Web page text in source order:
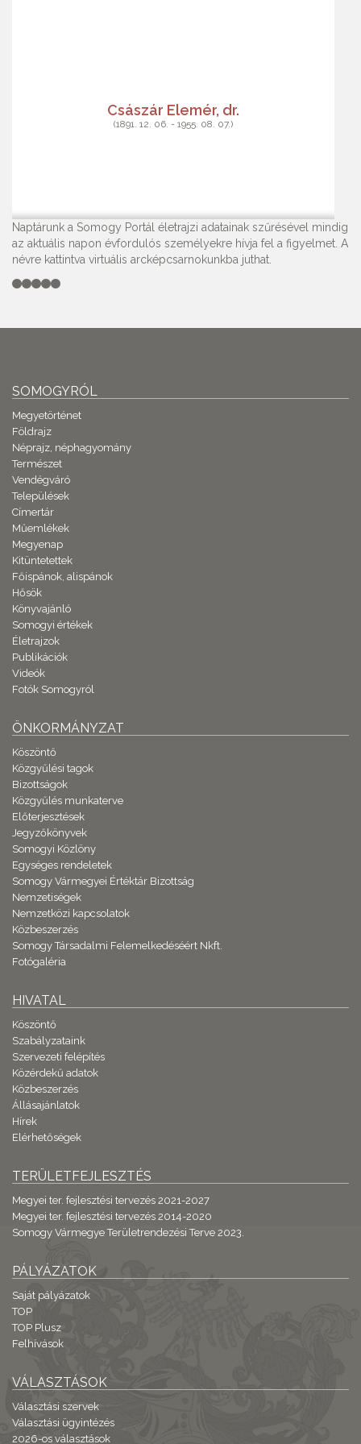
Császár Elemér, dr.
(1891. 12. 06. - 1955. 08. 07.)
Naptárunk a Somogy Portál életrajzi adatainak szűrésével mindig
az aktuális napon évfordulós személyekre hívja fel a figyelmet. A
névre kattintva virtuális arcképcsarnokunkba juthat.
SOMOGYRÓL
Megyetörténet
Földrajz
Néprajz, néphagyomány
Természet
Vendégváró
Települések
Címertár
Műemlékek
Megyenap
Kitüntetettek
Főispánok, alispánok
Hősök
Könyvajánló
Somogyi értékek
Életrajzok
Publikációk
Videók
Fotók Somogyról
ÖNKORMÁNYZAT
Köszöntő
Közgyűlési tagok
Bizottságok
Közgyűlés munkaterve
Előterjesztések
Jegyzőkönyvek
Somogyi Közlöny
Egységes rendeletek
Somogy Vármegyei Értéktár Bizottság
Nemzetiségek
Nemzetközi kapcsolatok
Közbeszerzés
Somogy Társadalmi Felemelkedéséért Nkft.
Fotógaléria
HIVATAL
Köszöntő
Szabályzataink
Szervezeti felépítés
Közérdekű adatok
Közbeszerzés
Állásajánlatok
Hírek
Elérhetőségek
TERÜLETFEJLESZTÉS
Megyei ter. fejlesztési tervezés 2021-2027
Megyei ter. fejlesztési tervezés 2014-2020
Somogy Vármegye Területrendezési Terve 2023.
PÁLYÁZATOK
Saját pályázatok
TOP
TOP Plusz
Felhívások
VÁLASZTÁSOK
Választási szervek
Választási ügyintézés
2026-os választások